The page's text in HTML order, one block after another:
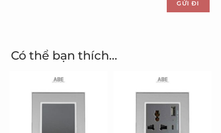
Có thể bạn thích…